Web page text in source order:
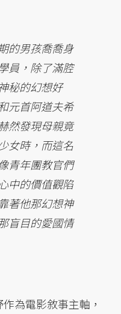
的男孩喬喬身
員，除了滿腔
秘的幻想好
元首阿道夫希
然發現母親竟
女時，而這名
青年團教官們
中的價值觀陷
著他那幻想神
盲目的愛國情
為電影敘事主軸，